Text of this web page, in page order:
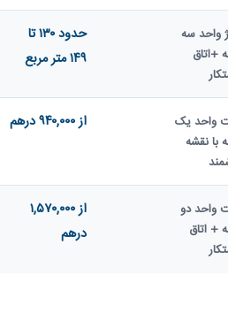
واحد سه
+اتاق
حدود ۱۳۰ تا
۱۴۹ متر مربع
واحد یک‌
با نقشه
از ۹۴۰,۰۰۰ درهم
واحد دو
+ اتاق
از ۱,۵۷۰,۰۰۰
درهم